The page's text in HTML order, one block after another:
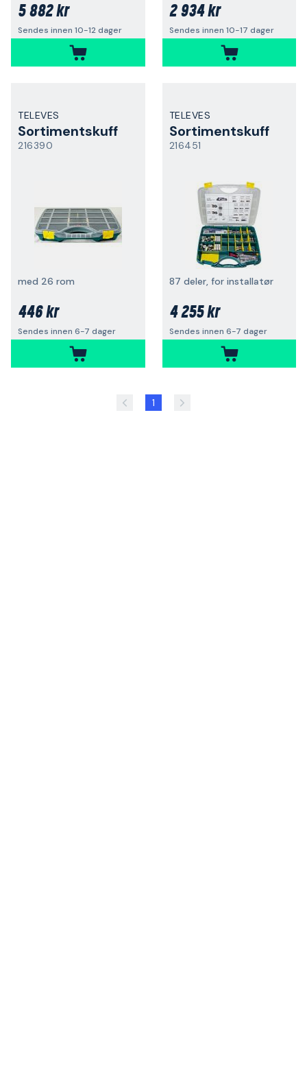
5 882 kr
Sendes innen 10-12 dager
2 934 kr
Sendes innen 10-17 dager
TELEVES
Sortimentskuff
216390
med 26 rom
446 kr
Sendes innen 6-7 dager
TELEVES
Sortimentskuff
216451
87 deler, for installatør
4 255 kr
Sendes innen 6-7 dager
1